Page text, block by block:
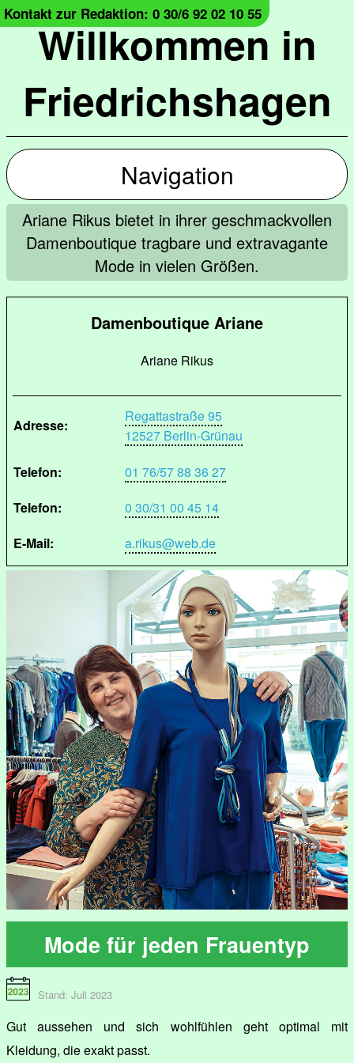
Willkommen in
Friedrichshagen
Kontakt zur Redaktion: 0 30/6 92 02 10 55
Navigation
Ariane Rikus bietet in ihrer geschmackvollen
Damenboutique tragbare und extravagante
Mode in vielen Größen.
Damenboutique Ariane
Ariane Rikus
Adresse:
Regattastraße 95
12527 Berlin-Grünau
Telefon:
01 76/57 88 36 27
Telefon:
0 30/31 00 45 14
E-Mail:
a.rikus@web.de
Mode für jeden Frauentyp
Stand: Juli 2023
Gut aussehen und sich wohlfühlen geht optimal mit
Kleidung, die exakt passt.